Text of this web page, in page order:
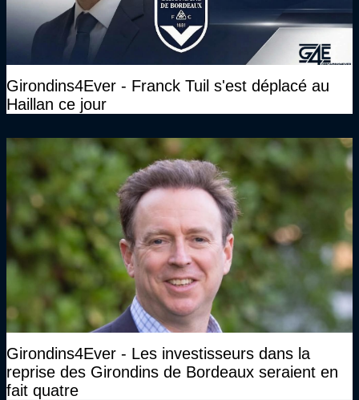
Girondins4Ever - Franck Tuil s'est déplacé au
Haillan ce jour
Girondins4Ever - Les investisseurs dans la
reprise des Girondins de Bordeaux seraient en
fait quatre